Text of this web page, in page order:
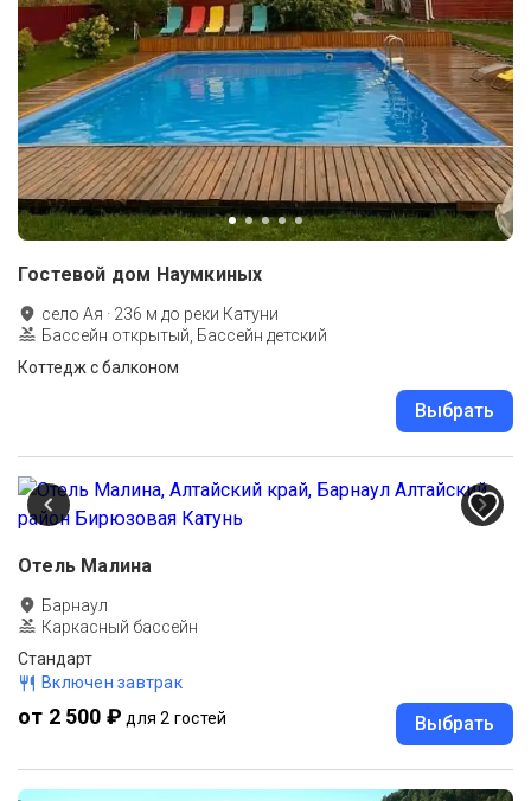
Гостевой дом Наумкиных
село Ая · 236 м до реки Катуни
Бассейн открытый, Бассейн детский
Коттедж с балконом
Выбрать
Отель Малина
Барнаул
Каркасный бассейн
Стандарт
Включен завтрак
от 2 500 ₽ для 2 гостей Выбрать